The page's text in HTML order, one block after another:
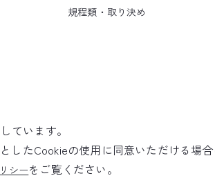
規程類・取り決め
©NARITA
ています。
したCookieの使用に同意いただける場
シーをご覧ください。